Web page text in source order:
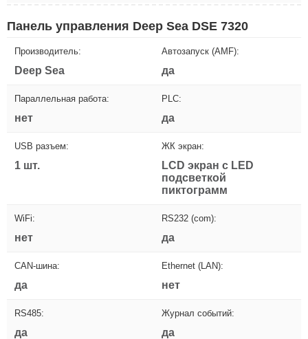
Панель управления Deep Sea DSE 7320
Производитель:
Deep Sea
Автозапуск (AMF):
да
Параллельная работа:
нет
PLC:
да
USB разъем:
1 шт.
ЖК экран:
LCD экран с LED
подсветкой
пиктограмм
WiFi:
нет
RS232 (com):
да
CAN-шина:
да
Ethernet (LAN):
нет
RS485:
да
Журнал событий:
да